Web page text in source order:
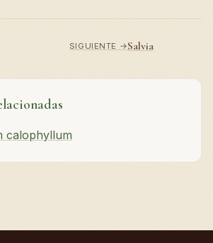
SIGUIENTE →Salvia
calophyllum